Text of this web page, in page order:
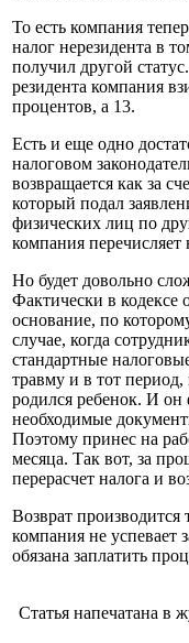
То есть компания
налог нерезидента в
получил другой
резидента компания
процентов, а 13.
Есть и еще одно
налоговом
возвращается как за
который подал
физических лиц по
компания перечисляет
Но будет довольно
Фактически в кодексе
основание, по
случае, когда
стандартные
травму и в тот
родился ребенок. И он
необходимые
Поэтому принес на
месяца. Так вот, за
перерасчет налога и
Возврат производится
компания не успевает
обязана заплатить
Статья напечатана в